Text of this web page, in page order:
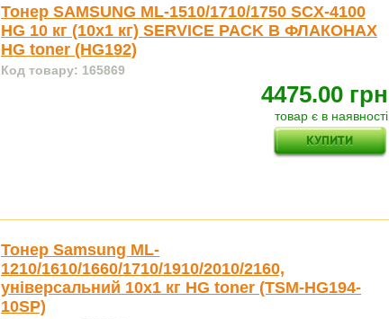
Тонер SAMSUNG ML-1510/1710/1750 SCX-4100
HG 10 кг (10x1 кг) SERVICE PACK В ФЛАКОНАХ
HG toner (HG192)
Код товару: 165869
4475.00 грн
товар є в наявності
Тонер Samsung ML-
1210/1610/1660/1710/1910/2010/2160,
універсальний 10x1 кг HG toner (TSM-HG194-
10SP)